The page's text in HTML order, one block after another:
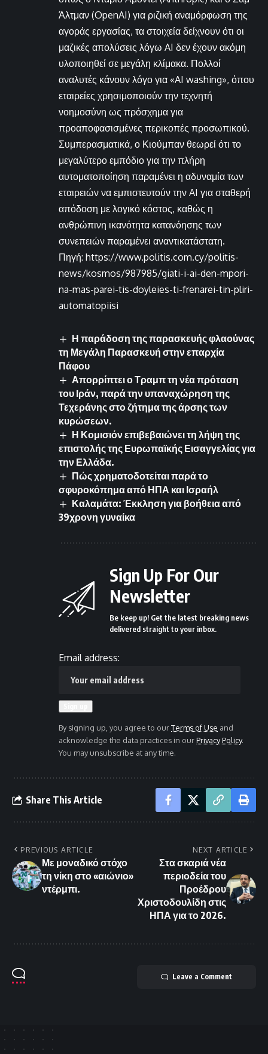
Άλτμαν (OpenAI) για ριζική αναμόρφωση της
αγοράς εργασίας, τα στοιχεία δείχνουν ότι οι
μαζικές απολύσεις λόγω AI δεν έχουν ακόμη
υλοποιηθεί σε μεγάλη κλίμακα. Πολλοί
αναλυτές κάνουν λόγο για «AI washing», όπου
εταιρείες χρησιμοποιούν την τεχνητή
νοημοσύνη ως πρόσχημα για
προαποφασισμένες περικοπές προσωπικού.
Συμπερασματικά, ο Κιούμπαν θεωρεί ότι το
μεγαλύτερο εμπόδιο για την πλήρη
αυτοματοποίηση παραμένει η αδυναμία των
εταιρειών να εμπιστευτούν την AI για σταθερή
απόδοση με λογικό κόστος, καθώς η
ανθρώπινη ικανότητα κατανόησης των
συνεπειών παραμένει αναντικατάστατη.
Πηγή: https://www.politis.com.cy/politis-
news/kosmos/987985/giati-i-ai-den-mpori-
na-mas-parei-tis-doyleies-ti-frenarei-tin-pliri-
automatopiisi
Η παράδοση της παρασκευής φλαούνας
τη Μεγάλη Παρασκευή στην επαρχία
Πάφου
Απορρίπτει ο Τραμπ τη νέα πρόταση
του Ιράν, παρά την υπαναχώρηση της
Τεχεράνης στο ζήτημα της άρσης των
κυρώσεων.
Η Κομισιόν επιβεβαιώνει τη λήψη της
επιστολής της Ευρωπαϊκής Εισαγγελίας για
την Ελλάδα.
Πώς χρηματοδοτείται παρά το
σφυροκόπημα από ΗΠΑ και Ισραήλ
Καλαμάτα: Έκκληση για βοήθεια από
39χρονη γυναίκα
Sign Up For Our
Newsletter
Be keep up! Get the latest breaking news
delivered straight to your inbox.
Email address:
By signing up, you agree to ourTerms of Use and
acknowledge the data practices in ourPrivacy Policy.
You may unsubscribe at any time.
Share This Article
PREVIOUS ARTICLE
Με μοναδικό στόχο
τη νίκη στο «αιώνιο»
ντέρμπι.
NEXT ARTICLE
Στα σκαριά νέα
περιοδεία του
Προέδρου
Χριστοδουλίδη στις
ΗΠΑ για το 2026.
Leave a Comment